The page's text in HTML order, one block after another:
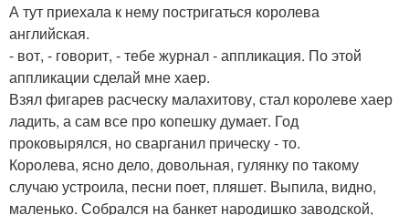
А тут приехала к нему постригаться королева
английская.
- вот, - говорит, - тебе журнал - аппликация. По этой
аппликации сделай мне хаер.
Взял фигарев расческу малахитову, стал королеве хаер
ладить, а сам все про копешку думает. Год
проковырялся, но сварганил прическу - то.
Королева, ясно дело, довольная, гулянку по такому
случаю устроила, песни поет, пляшет. Выпила, видно,
маленько. Собрался на банкет народишко заводской,